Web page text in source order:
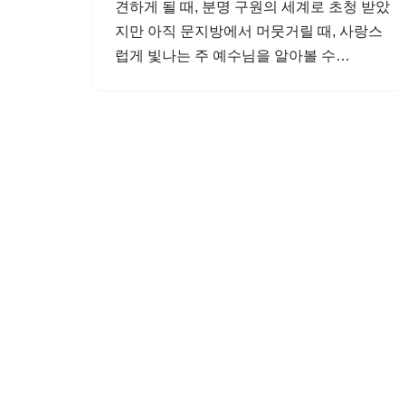
견하게 될 때, 분명 구원의 세계로 초청 받았
지만 아직 문지방에서 머뭇거릴 때, 사랑스
럽게 빛나는 주 예수님을 알아볼 수…